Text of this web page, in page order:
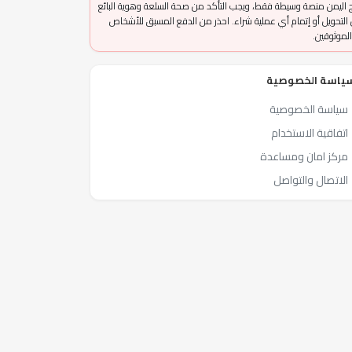
اليمن منصة وسيطة فقط، ويجب التأكد من صحة السلعة وهوية البائع
التحويل أو إتمام أي عملية شراء. احذر من الدفع المسبق للأشخاص
الخصوصية
سياسة الخصوصية
اتفاقية الاستخدام
مركز امان ومساعدة
الاتصال والتواصل